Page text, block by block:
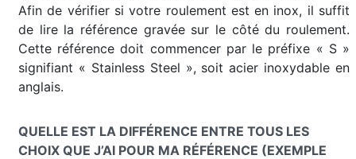
Afin de vérifier si votre roulement est en inox, il suffit
de lire la référence gravée sur le côté du roulement.
Cette référence doit commencer par le préfixe « S »
signifiant « Stainless Steel », soit acier inoxydable en
anglais.
QUELLE EST LA DIFFÉRENCE ENTRE TOUS LES
CHOIX QUE J’AI POUR MA RÉFÉRENCE (EXEMPLE